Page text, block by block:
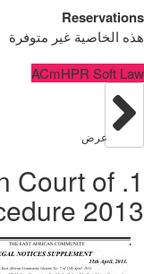
Reservations
هذه الخاصية غير متوفرة
ACmHPR Soft Law
عرض
Court of
2013